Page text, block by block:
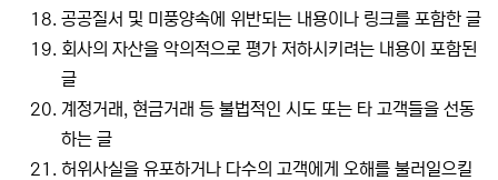
공공질서 및 미풍양속에 위반되는 내용이나 링크를 포함한 글
회사의 자산을 악의적으로 평가 저하시키려는 내용이 포함된
글
계정거래, 현금거래 등 불법적인 시도 또는 타 고객들을 선동
하는 글
허위사실을 유포하거나 다수의 고객에게 오해를 불러일으킬